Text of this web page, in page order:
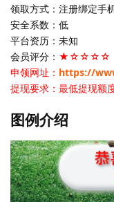
领取方式：注册绑定手
安全系数：低
平台资历：未知
会员评分： ★☆☆☆☆
申领网址： https://
提现要求：最低提现额
图例介绍